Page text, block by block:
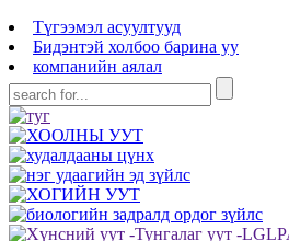
Түгээмэл асуултууд
Бидэнтэй холбоо барина уу
компанийн аялал